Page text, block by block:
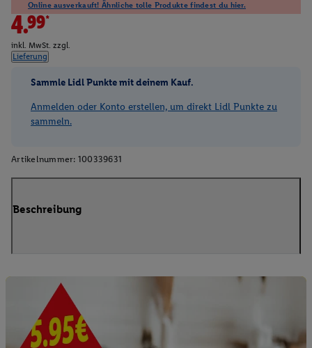
Online ausverkauft! Ähnliche tolle Produkte findest du hier.
4.99*
inkl. MwSt. zzgl.
Lieferung
Sammle Lidl Punkte mit deinem Kauf.
Anmelden oder Konto erstellen, um direkt Lidl Punkte zu
sammeln.
Artikelnummer: 100339631
Beschreibung